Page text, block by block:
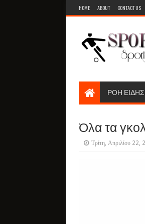
HOME ABOUT CONTACT US
ΡΟΗ
Όλα τα
Τρίτη, Απριλίου 22,